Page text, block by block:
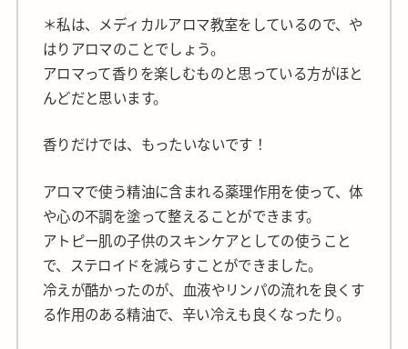
＊私は、メディカルアロマ教室をしているので、や
はりアロマのことでしょう。
アロマって香りを楽しむものと思っている方がほと
んどだと思います。
香りだけでは、もったいないです！
アロマで使う精油に含まれる薬理作用を使って、体
や心の不調を塗って整えることができます。
アトピー肌の子供のスキンケアとしての使うこと
で、ステロイドを減らすことができました。
冷えが酷かったのが、血液やリンパの流れを良くす
る作用のある精油で、辛い冷えも良くなったり。